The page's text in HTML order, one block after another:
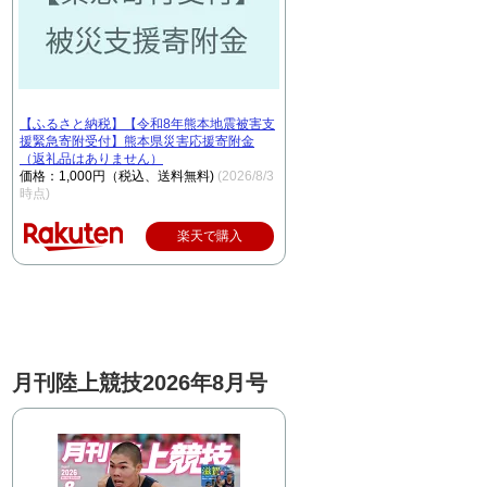
【ふるさと納税】【令和8年熊本地震被害支
援緊急寄附受付】熊本県災害応援寄附金
（返礼品はありません）
価格：1,000円（税込、送料無料) (2026/8/3
時点)
楽天で購入
月刊陸上競技2026年8月号